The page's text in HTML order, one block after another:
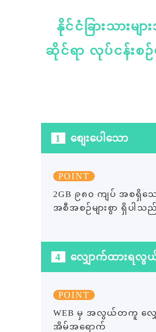
နိုင်ငံခြားသားမ
ဆိုင်ရာ လုပ်ငန်းစဉ်မ
1 စျေးပေါသော
POINT
2GB ၉၈၀ ကျပ် အစရှိ
အစီအစဉ်များစွာ ရှိပါသည်
4 လျှောက်ထားရလွ
POINT
WEB မှ အလွယ်တကူ လျှေ
အိမ်အရောက်